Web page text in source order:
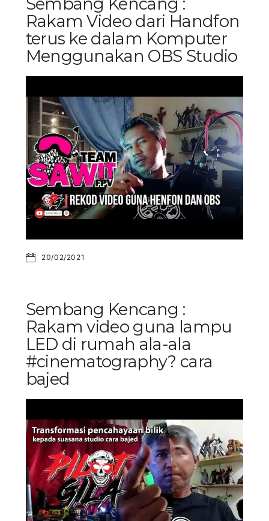
Rakam Video dari Handfon
terus ke dalam Komputer
Menggunakan OBS Studio
20/02/2021
Sembang Kencang :
Rakam video guna lampu
LED di rumah ala-ala
#cinematography? cara
bajed